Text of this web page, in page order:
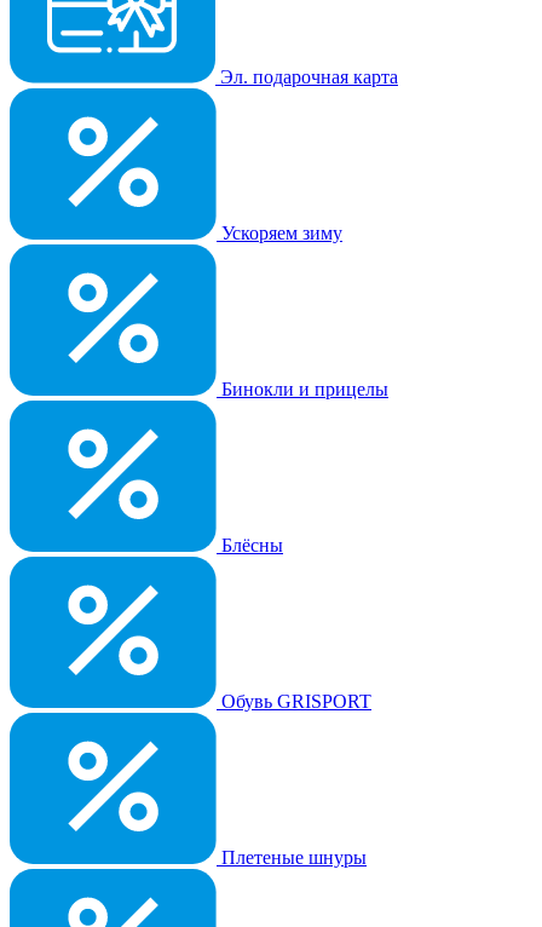
Эл. подарочная карта
Ускоряем зиму
Бинокли и прицелы
Блёсны
Обувь GRISPORT
Плетеные шнуры